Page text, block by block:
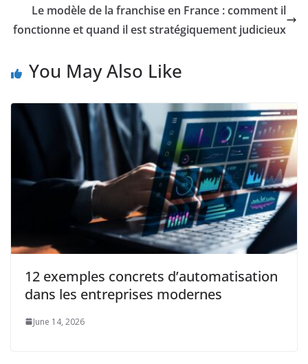
Le modèle de la franchise en France : comment il
fonctionne et quand il est stratégiquement judicieux
You May Also Like
12 exemples concrets d’automatisation
dans les entreprises modernes
June 14, 2026